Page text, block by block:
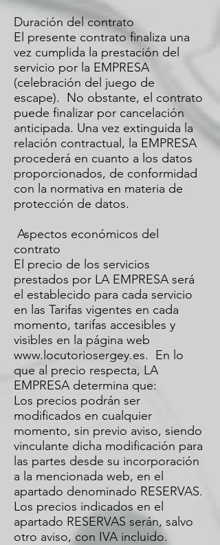
Duración del contrato
El presente contrato finaliza una
vez cumplida la prestación del
servicio por la EMPRESA
(celebración del juego de
escape). No obstante, el contrato
puede finalizar por cancelación
anticipada. Una vez extinguida la
relación contractual, la EMPRESA
procederá en cuanto a los datos
proporcionados, de conformidad
con la normativa en materia de
protección de datos.
Aspectos económicos del
contrato
El precio de los servicios
prestados por LA EMPRESA será
el establecido para cada servicio
en las Tarifas vigentes en cada
momento, tarifas accesibles y
visibles en la página web
www.locutoriosergey.es. En lo
que al precio respecta, LA
EMPRESA determina que:
Los precios podrán ser
modificados en cualquier
momento, sin previo aviso, siendo
vinculante dicha modificación para
las partes desde su incorporación
a la mencionada web, en el
apartado denominado RESERVAS.
Los precios indicados en el
apartado RESERVAS serán, salvo
otro aviso, con IVA incluido.